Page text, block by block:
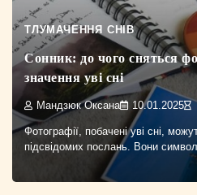
ТЛУМАЧЕННЯ СНІВ
Сонник: до чого сняться
значення уві сні
Мандзюк Оксана 10.01.2025
Фотографії, побачені уві сні,
підсвідомих послань. Вони